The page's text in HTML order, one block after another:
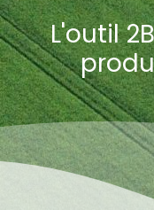
L'outil